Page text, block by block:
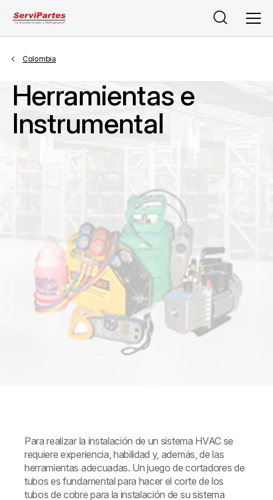
Buscar
Colombia
Herramientas e
Instrumental
Para realizar la instalación de un sistema HVAC se
requiere experiencia, habilidad y, además, de las
herramientas adecuadas. Un juego de cortadores de
tubos es fundamental para hacer el corte de los
tubos de cobre para la instalación de su sistema